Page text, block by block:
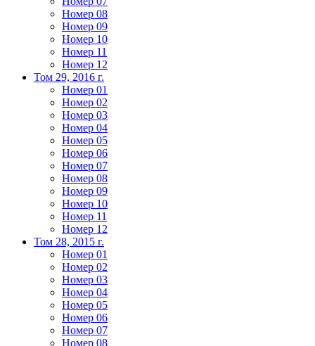
Номер 08
Номер 09
Номер 10
Номер 11
Номер 12
Том 29, 2016 г.
Номер 01
Номер 02
Номер 03
Номер 04
Номер 05
Номер 06
Номер 07
Номер 08
Номер 09
Номер 10
Номер 11
Номер 12
Том 28, 2015 г.
Номер 01
Номер 02
Номер 03
Номер 04
Номер 05
Номер 06
Номер 07
Номер 08